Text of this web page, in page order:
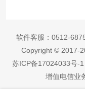
软件客服： 0512-
Copyright © 2017-
苏ICP备17024033号-1
增值电信业